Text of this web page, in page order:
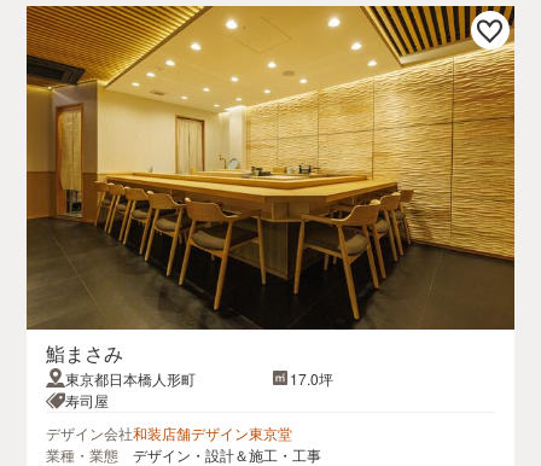
鮨まさみ
東京都日本橋人形町
17.0坪
寿司屋
デザイン会社和装店舗デザイン東京堂
業種・業態
デザイン・設計＆施工・工事